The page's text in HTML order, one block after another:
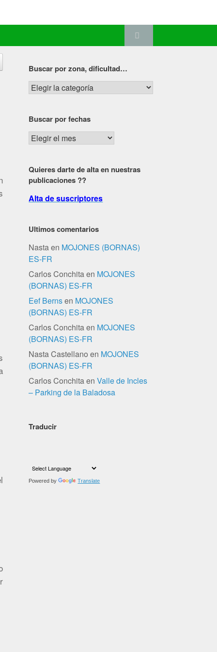
Buscar por zona, dificultad…
Buscar
por
dificultad…
Buscar por fechas
Buscar
por
Quieres darte de alta en nuestras
publicaciones ??
Alta de suscriptores
Ultimos comentarios
Nastaen MOJONES (BORNAS)
ES-FR
Carlos Conchitaen MOJONES
(BORNAS) ES-FR
Eef Bernsen MOJONES
(BORNAS) ES-FR
Carlos Conchitaen MOJONES
(BORNAS) ES-FR
Nasta Castellano en MOJONES
(BORNAS) ES-FR
Carlos ConchitaenValle de Incles
– Parking de la Baladosa
Traducir
Powered by Translate